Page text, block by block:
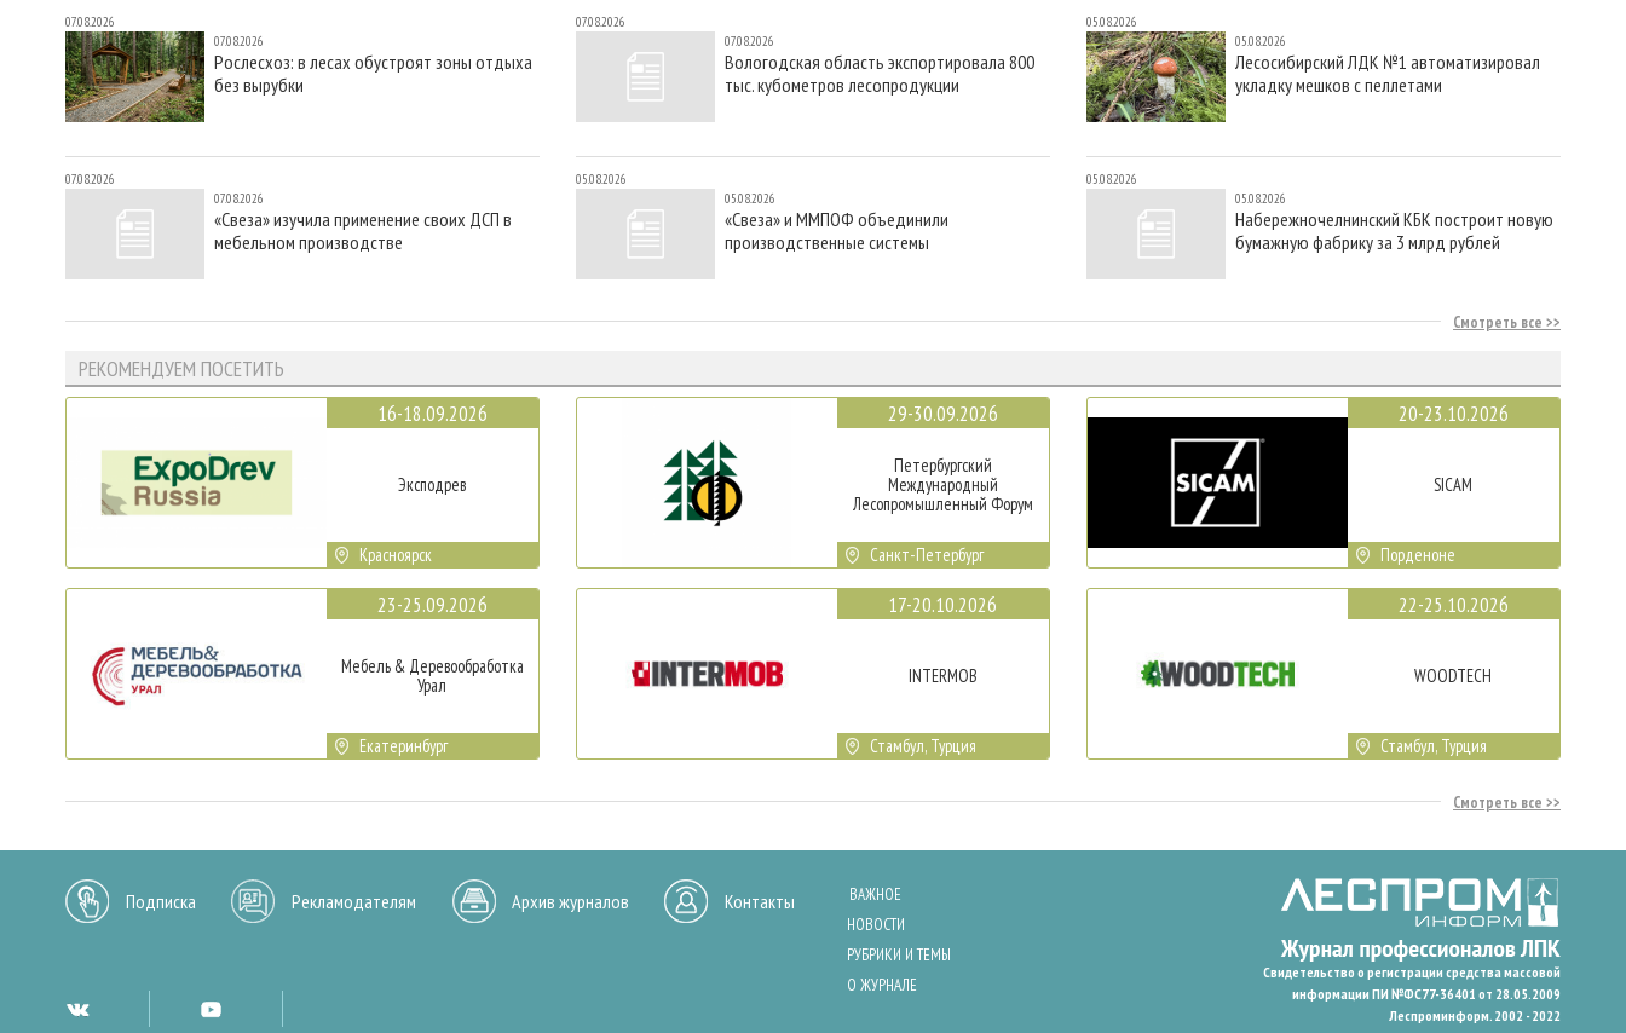
07.08.2026
07.08.2026
Рослесхоз: в лесах обустроят зоны отдыха
без вырубки
07.08.2026
07.08.2026
«Свеза» изучила применение своих ДСП в
мебельном производстве
07.08.2026
07.08.2026
Вологодская область экспортировала 800
тыс. кубометров лесопродукции
05.08.2026
05.08.2026
«Свеза» и ММПОФ объединили
производственные системы
05.08.2026
05.08.2026
Лесосибирский ЛДК №1 автоматизировал
укладку мешков с пеллетами
05.08.2026
05.08.2026
Набережночелнинский КБК построит новую
бумажную фабрику за 3 млрд рублей
Смотреть все
РЕКОМЕНДУЕМ ПОСЕТИТЬ
16-18.09.2026
Эксподрев
Красноярск
23-25.09.2026
Мебель & Деревообработка
Урал
Екатеринбург
29-30.09.2026
Петербургский
Международный
Лесопромышленный Форум
Санкт-Петербург
17-20.10.2026
INTERMOB
Стамбул, Турция
20-23.10.2026
SICAM
Порденоне
22-25.10.2026
WOODTECH
Стамбул, Турция
Смотреть все
Подписка Рекламодателям Архив журналов Контакты
ВАЖНОЕ
НОВОСТИ
РУБРИКИ И ТЕМЫ
О ЖУРНАЛЕ
Свидетельство о регистрации средства массовой
информации ПИ №ФС77-36401 от 28.05.2009
Леспроминформ. 2002 - 2022